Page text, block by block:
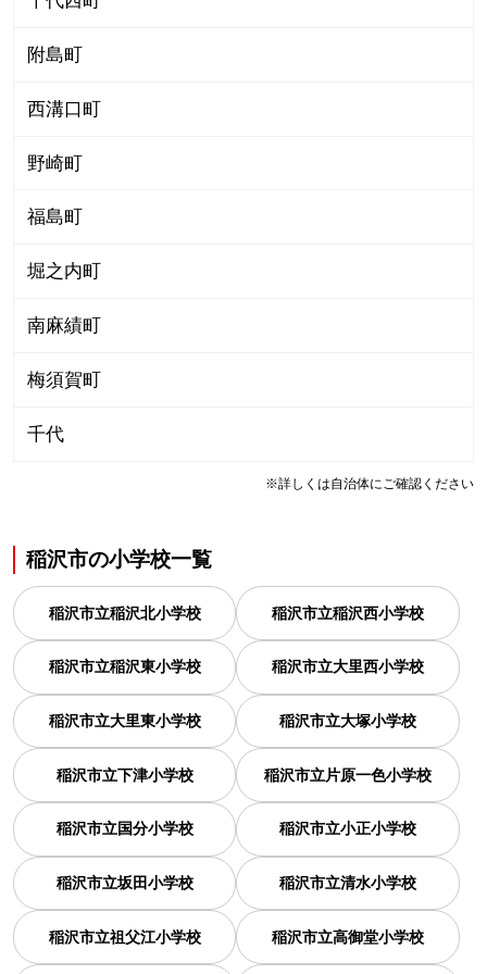
附島町
西溝口町
野崎町
福島町
堀之内町
南麻績町
梅須賀町
千代
※詳しくは自治体にご確認ください
稲沢市の小学校一覧
稲沢市立稲沢北小学校 稲沢市立稲沢西小学校
稲沢市立稲沢東小学校 稲沢市立大里西小学校
稲沢市立大里東小学校 稲沢市立大塚小学校
稲沢市立下津小学校 稲沢市立片原一色小学校
稲沢市立国分小学校 稲沢市立小正小学校
稲沢市立坂田小学校 稲沢市立清水小学校
稲沢市立祖父江小学校 稲沢市立高御堂小学校